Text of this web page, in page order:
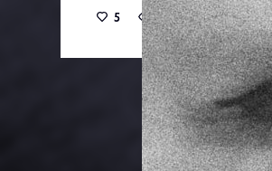
5 32 0